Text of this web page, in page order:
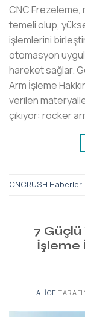
CNC Frezeleme,
temeli olup,
işlemlerini
otomasyon
hareket sağlar.
Arm İşleme
verilen
çıkıyor: rocker
CNCRUSH Haberleri
7 Güçlü
İşleme
ALICE